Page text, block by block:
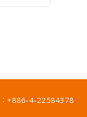
：+886-4-22584378